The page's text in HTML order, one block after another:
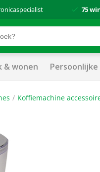
75
& wonen
Koffiemachine